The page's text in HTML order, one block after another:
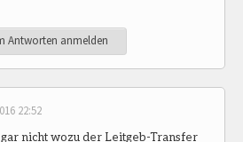
Antworten anmelden
22:52
nicht wozu der Leitgeb-Transfer